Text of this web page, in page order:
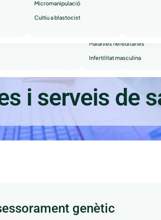
Malalties hereditàries
Infertilitat masculina
Micromanipulació
Cultiu a blastocist
i serveis de
genètic